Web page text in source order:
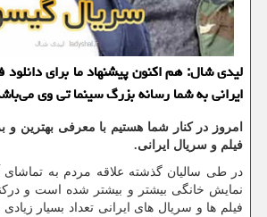
لیدی شال: هم اكنون پیشنهاد ما برای
ایرانی به شما رسانه بزرگ سینما تی وی
امروز در کنار شما هستیم با معرفی بهترین و
فیلم و سریال ایرانی.
در طی سالیان گذشته علاقه مردم به تماشای
نمایش خانگی بیشتر و بیشتر شده است و
فیلم ها و سریال های ایرانی تعداد بسیار زیادی